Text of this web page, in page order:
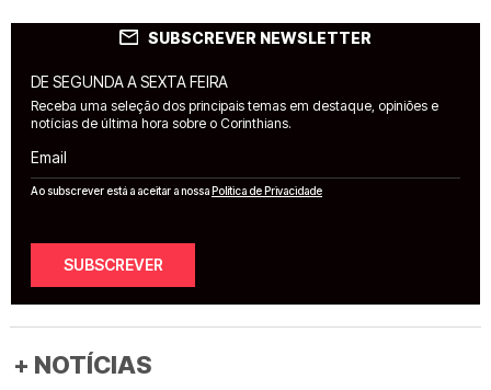
SUBSCREVER NEWSLETTER
DE SEGUNDA A SEXTA FEIRA
Receba uma seleção dos principais temas em destaque, opiniões e
notícias de última hora sobre o Corinthians.
Email
Ao subscrever está a aceitar a nossaPolítica de Privacidade
SUBSCREVER
+ NOTÍCIAS